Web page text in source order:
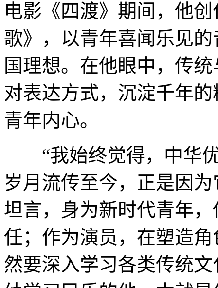
电影《四渡》期间，他
歌》，以青年喜闻乐见
国理想。在他眼中，传
对表达方式，沉淀千年
青年内心。
“我始终觉得，中华优
岁月流传至今，正是因
坦言，身为新时代青年
任；作为演员，在塑造
然要深入学习各类传统